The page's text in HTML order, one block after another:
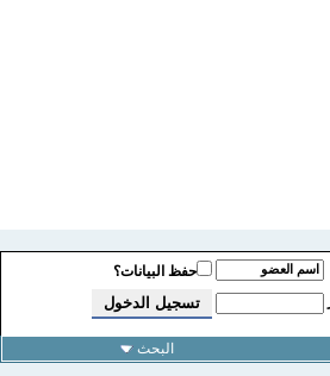
حفظ البيانات؟
البحث